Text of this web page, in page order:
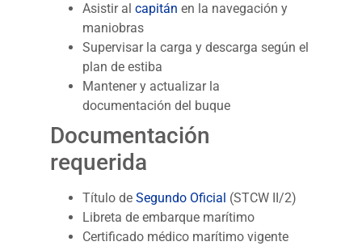
Asistir alcapitán en la navegación y
maniobras
Supervisar la carga y descarga según el
plan de estiba
Mantener y actualizar la
documentación del buque
Documentación
requerida
Título deSegundo Oficial (STCW II/2)
Libreta de embarque marítimo
Certificado médico marítimo vigente